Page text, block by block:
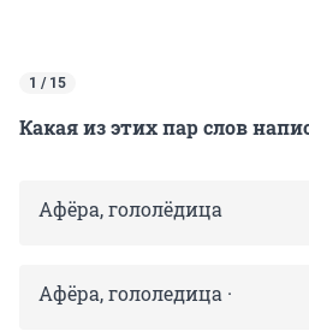
1 / 15
Какая из этих пар слов
Афёра, гололёдица
Афёра, гололедица ·